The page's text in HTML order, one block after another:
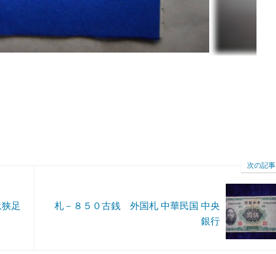
足
次の記事
札－８５０古銭 外国札 中華民国 中央
銀行